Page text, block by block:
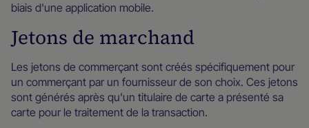
biais d'une application mobile.
Jetons de marchand
Les jetons de commerçant sont créés spécifiquement pour
un commerçant par un fournisseur de son choix. Ces jetons
sont générés après qu'un titulaire de carte a présenté sa
carte pour le traitement de la transaction.